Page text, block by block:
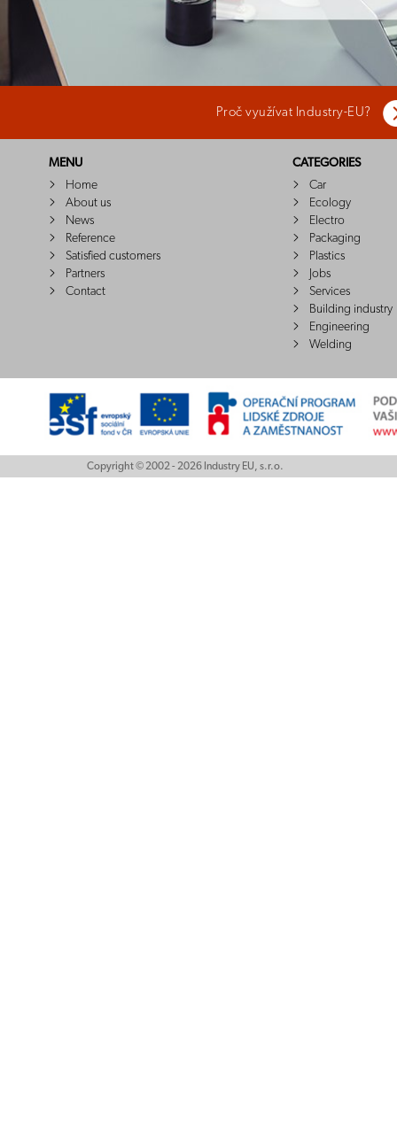
Proč využívat Industry-EU?
MENU
Home
About us
News
Reference
Satisfied customers
Partners
Contact
CATEGORIES
Car
Ecology
Electro
Packaging
Plastics
Jobs
Services
Building industry
Engineering
Welding
Copyright © 2002 - 2026 Industry EU, s.r.o.